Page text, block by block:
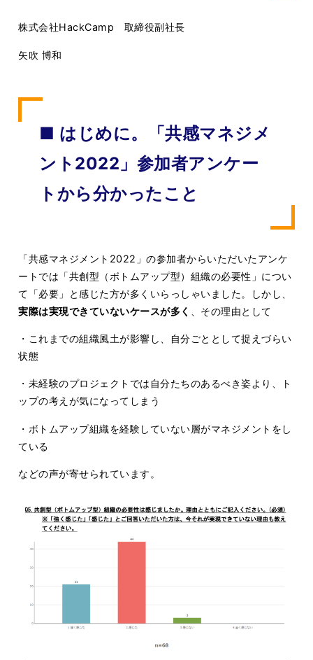
株式会社HackCamp 取締役副社長
矢吹 博和
■ はじめに。「共感マネジメ
ント2022」参加者アンケー
トから分かったこと
「共感マネジメント2022」の参加者からいただいたアンケ
ートでは「共創型（ボトムアップ型）組織の必要性」につい
て「必要」と感じた方が多くいらっしゃいました。しかし、
実際は実現できていないケースが多く
、その理由として
・これまでの組織風土が影響し、自分ごととして捉えづらい
状態
・未経験のプロジェクトでは自分たちのあるべき姿より、ト
ップの考えが気になってしまう
・ボトムアップ組織を経験していない層がマネジメントをし
ている
などの声が寄せられています。